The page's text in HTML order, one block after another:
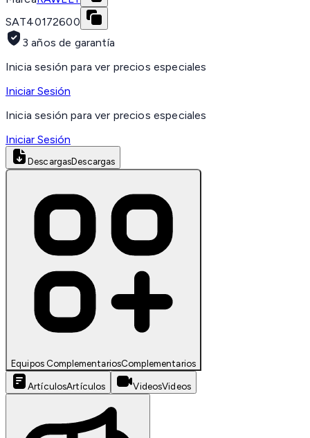
SAT40172600
3 años de garantía
Inicia sesión para ver precios especiales
Iniciar Sesión
Inicia sesión para ver precios especiales
Iniciar Sesión
DescargasDescargas
Equipos ComplementariosComplementarios
ArtículosArtículos VideosVideos